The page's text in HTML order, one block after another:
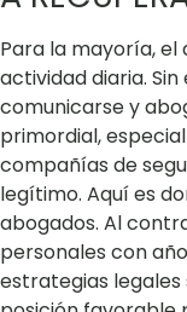
Para la mayoría, el
actividad diaria.
comunicarse y
primordial,
compañías de
legítimo. Aquí es
abogados. Al
personales con
estrategias legales